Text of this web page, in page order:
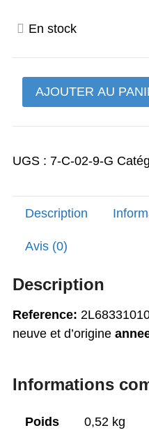
était :
27,00€.
En stock
quantité
de
Clignotant
RD
AJOUTER AU
UGS : 7-C-02-9-G
Description
Avis (0)
Description
Reference:
neuve et d’origine
Informations
Poids 0,52 kg